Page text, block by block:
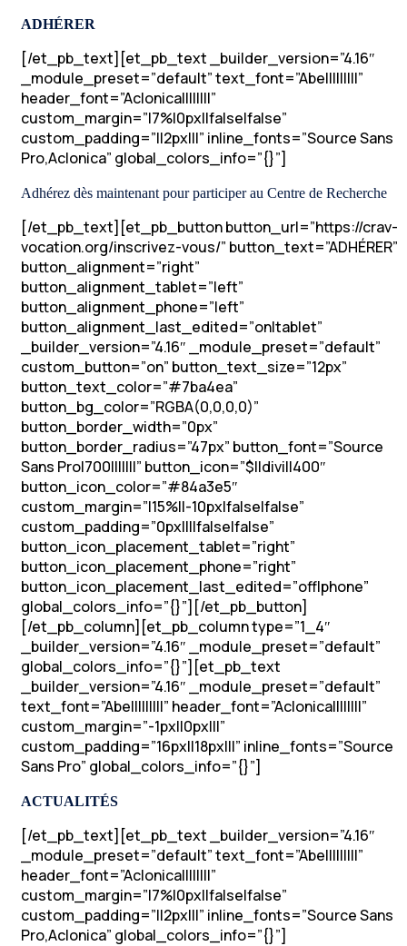
ADHÉRER
[/et_pb_text][et_pb_text _builder_version=”4.16″
_module_preset=”default” text_font=”Abel||||||||”
header_font=”Aclonica||||||||”
custom_margin=”|7%|0px||false|false”
custom_padding=”||2px|||” inline_fonts=”Source Sans
Pro,Aclonica” global_colors_info=”{}”]
Adhérez dès maintenant pour participer au Centre de Recherche
[/et_pb_text][et_pb_button button_url=”https://crav-
vocation.org/inscrivez-vous/” button_text=”ADHÉRER”
button_alignment=”right”
button_alignment_tablet=”left”
button_alignment_phone=”left”
button_alignment_last_edited=”on|tablet”
_builder_version=”4.16″ _module_preset=”default”
custom_button=”on” button_text_size=”12px”
button_text_color=”#7ba4ea”
button_bg_color=”RGBA(0,0,0,0)”
button_border_width=”0px”
button_border_radius=”47px” button_font=”Source
Sans Pro|700|||||||” button_icon=”$||divi||400″
button_icon_color=”#84a3e5″
custom_margin=”|15%||-10px|false|false”
custom_padding=”0px||||false|false”
button_icon_placement_tablet=”right”
button_icon_placement_phone=”right”
button_icon_placement_last_edited=”off|phone”
global_colors_info=”{}”][/et_pb_button]
[/et_pb_column][et_pb_column type=”1_4″
_builder_version=”4.16″ _module_preset=”default”
global_colors_info=”{}”][et_pb_text
_builder_version=”4.16″ _module_preset=”default”
text_font=”Abel||||||||” header_font=”Aclonica||||||||”
custom_margin=”-1px||0px|||”
custom_padding=”16px||18px|||” inline_fonts=”Source
Sans Pro” global_colors_info=”{}”]
ACTUALITÉS
[/et_pb_text][et_pb_text _builder_version=”4.16″
_module_preset=”default” text_font=”Abel||||||||”
header_font=”Aclonica||||||||”
custom_margin=”|7%|0px||false|false”
custom_padding=”||2px|||” inline_fonts=”Source Sans
Pro,Aclonica” global_colors_info=”{}”]